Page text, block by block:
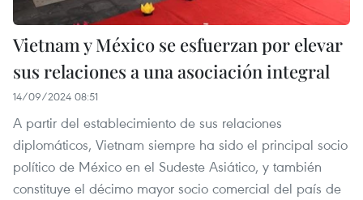
Vietnam y México se esfuerzan por elevar
sus relaciones a una asociación integral
14/09/2024 08:51
A partir del establecimiento de sus relaciones
diplomáticos, Vietnam siempre ha sido el principal socio
político de México en el Sudeste Asiático, y también
constituye el décimo mayor socio comercial del país de